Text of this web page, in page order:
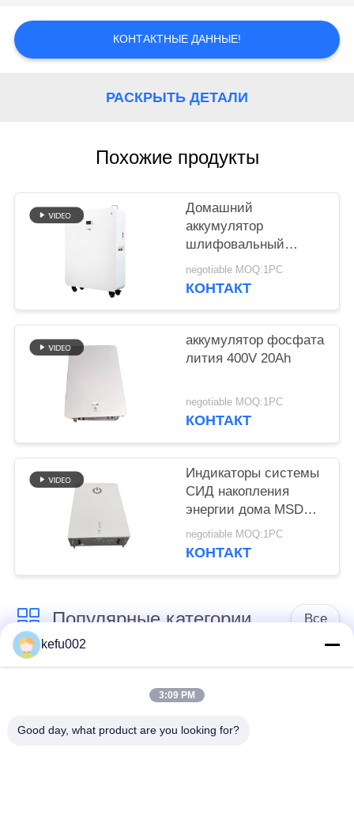
SITEMAP
КОНТАКТНЫЕ ДАННЫЕ!
РАСКРЫТЬ ДЕТАЛИ
Похожие продукты
Домашний
аккумулятор
шлифовальный
суппорт модульного
проектирования 20
солнечной системы
решетки
negotiable MOQ:1PC
КОНТАКТ
аккумулятор фосфата
лития 400V 20Ah
negotiable MOQ:1PC
КОНТАКТ
Индикаторы системы
СИД накопления
энергии дома MSDS
400V 25Ah 10kwh
negotiable MOQ:1PC
КОНТАКТ
Популярные категории Все
Глубокая батарея
цикла ЛиФеПо4
Перезаряжаемые
Солнечная батарея
kefu002
3:09 PM
Good day, what product are you looking for?